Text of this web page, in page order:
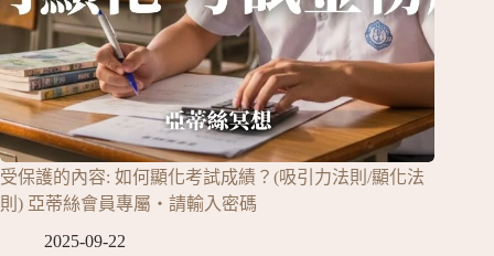
受保護的內容: 如何顯化考試成績？(吸引力法則/顯化法
則) 亞蒂絲會員專屬‧請輸入密碼
2025-09-22